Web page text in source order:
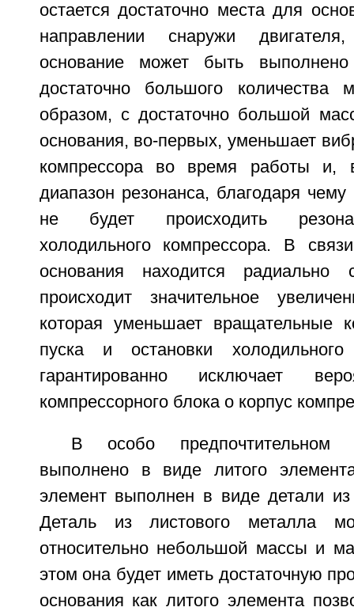
остается достаточно места для
направлении снаружи
основание может быть
достаточно большого количества
образом, с достаточно большой
основания, во-первых, уменьшает
компрессора во время работы и,
диапазон резонанса, благодаря чему
не будет происходить
холодильного компрессора. В
основания находится радиально
происходит значительное
которая уменьшает вращательные
пуска и остановки
гарантированно исключает
компрессорного блока о корпус
В особо предпочтительном
выполнено в виде литого
элемент выполнен в виде детали из
Деталь из листового металла
относительно небольшой массы и
этом она будет иметь достаточную
основания как литого элемента